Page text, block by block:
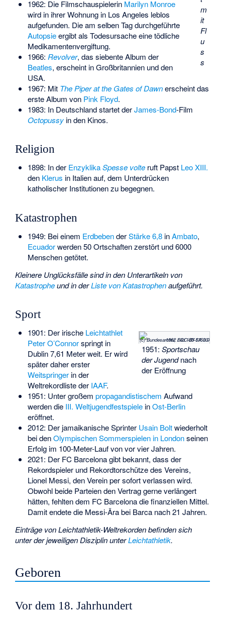
m
it
Fl
u
s
s
1962: Die Filmschauspielerin Marilyn Monroe
wird in ihrer Wohnung in Los Angeles leblos
aufgefunden. Die am selben Tag durchgeführte
Autopsieergibt als Todesursache eine tödliche
Medikamentenvergiftung.
1966: Revolver, das siebente Album der
Beatles, erscheint in Großbritannien und den
USA.
1967: Mit The Piper at the Gates of Dawnerscheint das
erste Album von Pink Floyd.
1983: In Deutschland startet derJames-Bond-Film
Octopussyin den Kinos.
Religion
1898: In der Enzyklika Spesse volteruft Papst Leo XIII.
den Klerus in Italien auf, dem Unterdrücken
katholischer Institutionen zu begegnen.
Katastrophen
1949: Bei einem ErdbebenderStärke 6,8inAmbato,
Ecuadorwerden 50 Ortschaften zerstört und 6000
Menschen getötet.
Kleinere Unglücksfälle sind in den Unterartikeln von
Katastropheund in derListe von Katastrophenaufgeführt.
Sport
(c) Bundesarchiv, Bild 183-11500-1062 / CC-BY-SA 3.0
1951: Sportschau
der Jugendnach
der Eröffnung
1901: Der irische Leichtathlet
Peter O’Connorspringt in
Dublin 7,61 Meter weit. Er wird
später daher erster
Weitspringerin der
Weltrekordliste der IAAF.
1951: Unter großem propagandistischem Aufwand
werden die III. WeltjugendfestspieleinOst-Berlin
eröffnet.
2012: Der jamaikanische Sprinter Usain Boltwiederholt
bei denOlympischen Sommerspielen in Londonseinen
Erfolg im 100-Meter-Lauf von vor vier Jahren.
2021: Der FC Barcelona gibt bekannt, dass der
Rekordspieler und Rekordtorschütze des Vereins,
Lionel Messi, den Verein per sofort verlassen wird.
Obwohl beide Parteien den Vertrag gerne verlängert
hätten, fehlten dem FC Barcelona die finanziellen Mittel.
Damit endete die Messi-Ära bei Barca nach 21 Jahren.
Einträge von Leichtathletik-Weltrekorden befinden sich
unter der jeweiligen Disziplin unterLeichtathletik.
Geboren
Vor dem 18. Jahrhundert